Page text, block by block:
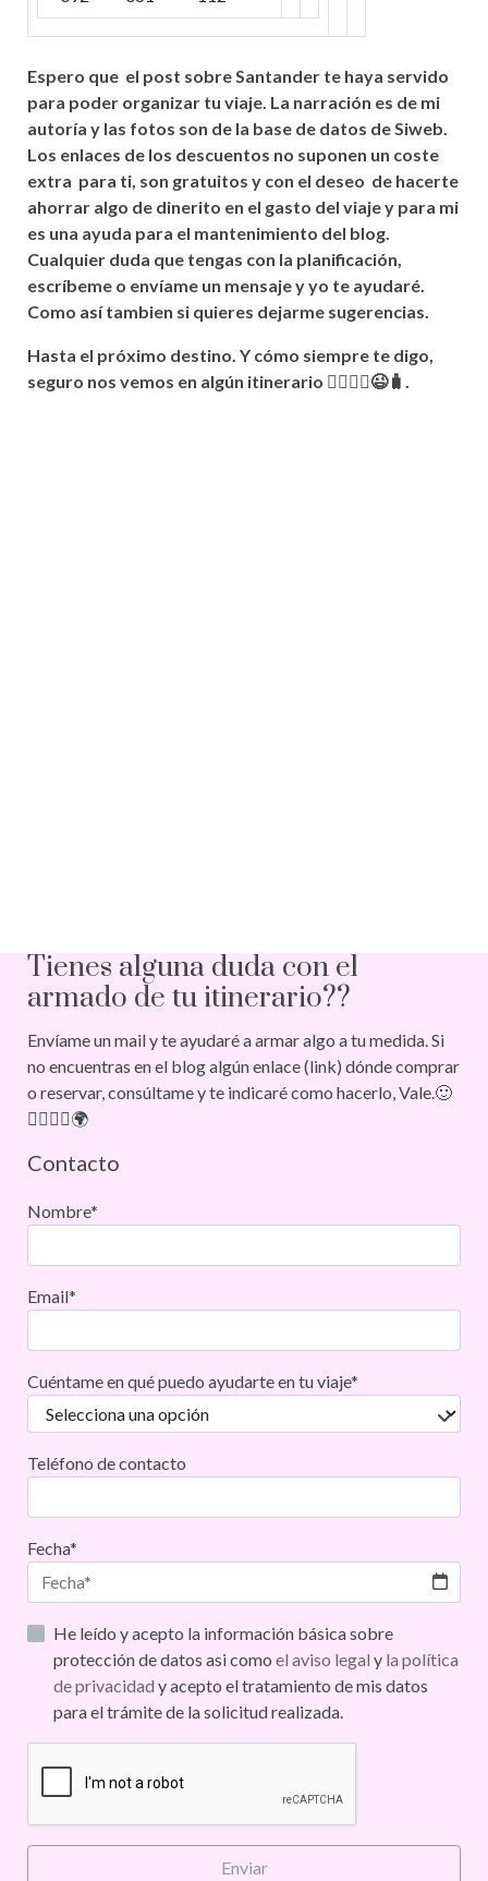
Espero que el post sobre Santander te haya servido
para poder organizar tu viaje. La narración es de mi
autoría y las fotos son de la base de datos de Siweb.
Los enlaces de los descuentos no suponen un coste
extra para ti, son gratuitos y con el deseo de hacerte
ahorrar algo de dinerito en el gasto del viaje y para mi
es una ayuda para el mantenimiento del blog.
Cualquier duda que tengas con la planificación,
escríbeme o envíame un mensaje y yo te ayudaré
Como asítambien si quieres dejarme sugerencias.
Hasta el próximo destino. Y cómo siempre te digo,
seguro nos vemos en algún itinerario 🚶‍♀️🚶‍♂️😉🧳.
Tienes alguna duda con el
armado de tu itinerario??
Envíame un mail y te ayudaré a armar algo a tu medida. Si
no encuentras en el blog algún enlace (link) dónde comprar
o reservar, consúltame y te indicaré como hacerlo, Vale.🙂
🚶‍♀️🚶‍♂️🌍
Contacto
Nombre*
Email*
Cuéntame en qué puedo ayudarte en tu viaje*
Teléfono de contacto
Fecha*
He leído y acepto la información básica sobre
protección de datos asi comoel aviso legaly la política
de privacidady acepto el tratamiento de mis datos
para el trámite de la solicitud realizada.
Enviar